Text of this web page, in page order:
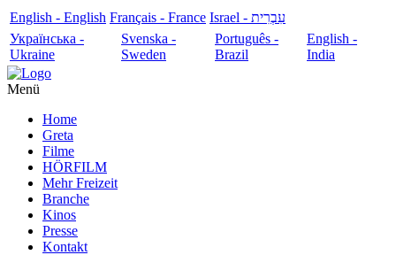
English - English Français - France
עִבְרִית - Israel
Українська -
Ukraine
Svenska -
Sweden
Português -
Brazil
English -
India
Menü
Home
Greta
Filme
HÖRFILM
Mehr Freizeit
Branche
Kinos
Presse
Kontakt